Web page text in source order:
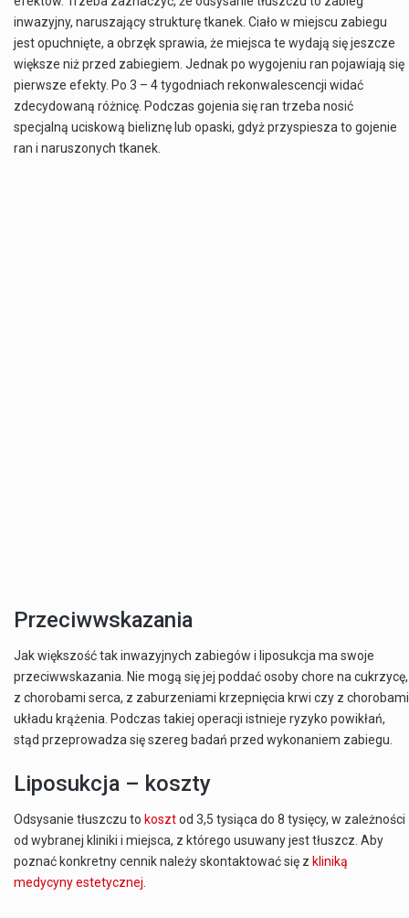
inwazyjny, naruszający strukturę tkanek. Ciało w miejscu zabiegu
jest opuchnięte, a obrzęk sprawia, że miejsca te wydają się jeszcze
większe niż przed zabiegiem. Jednak po wygojeniu ran pojawiają się
pierwsze efekty. Po 3 – 4 tygodniach rekonwalescencji widać
zdecydowaną różnicę. Podczas gojenia się ran trzeba nosić
specjalną uciskową bieliznę lub opaski, gdyż przyspiesza to gojenie
ran i naruszonych tkanek.
Przeciwwskazania
Jak większość tak inwazyjnych zabiegów i liposukcja ma swoje
przeciwwskazania. Nie mogą się jej poddać osoby chore na cukrzycę,
z chorobami serca, z zaburzeniami krzepnięcia krwi czy z chorobami
układu krążenia. Podczas takiej operacji istnieje ryzyko powikłań,
stąd przeprowadza się szereg badań przed wykonaniem zabiegu.
Liposukcja – koszty
Odsysanie tłuszczu to kosztod 3,5 tysiąca do 8 tysięcy, w zależności
od wybranej kliniki i miejsca, z którego usuwany jest tłuszcz. Aby
poznać konkretny cennik należy skontaktować się z kliniką
medycyny estetycznej